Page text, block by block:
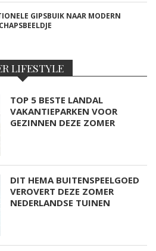
GIPSBUIK NAAR MODERN
LIFESTYLE
TOP 5 BESTE LANDAL
VAKANTIEPARKEN VOOR
GEZINNEN DEZE ZOMER
DIT HEMA BUITENSPEELGOED
VEROVERT DEZE ZOMER
NEDERLANDSE TUINEN